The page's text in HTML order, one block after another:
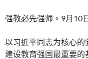
强教必先强师。9月10
以习近平同志为核心
建设教育强国最重要